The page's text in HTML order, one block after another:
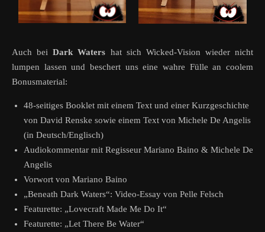
Auch beiDark Waters hat sich Wicked-Vision wieder nicht
lumpen lassen und beschert uns eine wahre Fülle an coolem
Bonusmaterial:
48-seitiges Booklet mit einem Text und einer Kurzgeschichte
von David Renske sowie einem Text von Michele De Angelis
(in Deutsch/Englisch)
Audiokommentar mit Regisseur Mariano Baino & Michele De
Angelis
Vorwort von Mariano Baino
„Beneath Dark Waters“: Video-Essay von Pelle Felsch
Featurette: „Lovecraft Made Me Do It“
Featurette: „Let There Be Water“